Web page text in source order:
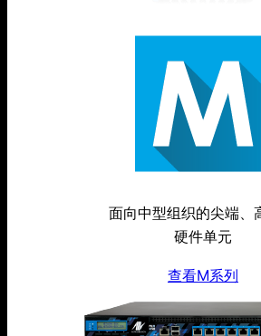
面向中型组织的尖端、
硬件单元
查看M系列